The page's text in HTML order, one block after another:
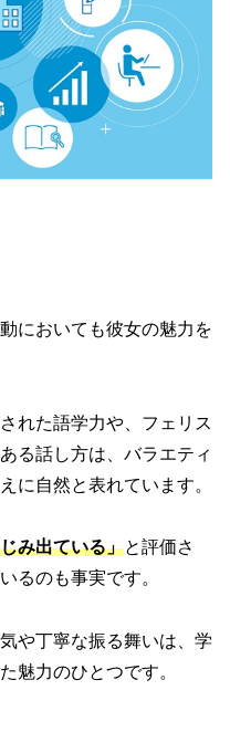
においても彼女の魅力を
れた語学力や、フェリス
る話し方は、バラエティ
に自然と表れています。
み出ている」と評価さ
るのも事実です。
や丁寧な振る舞いは、学
魅力のひとつです。